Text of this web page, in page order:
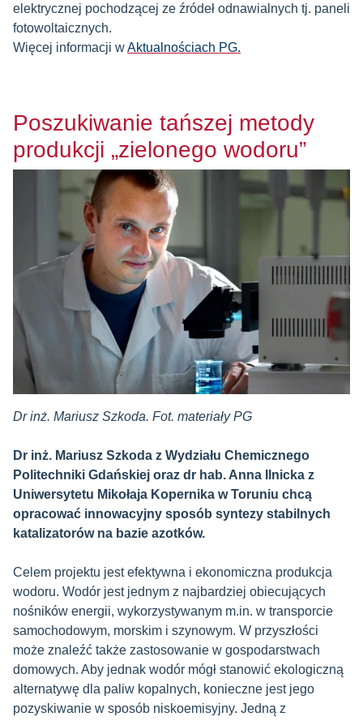
elektrycznej pochodzącej ze źródeł odnawialnych tj. paneli
fotowoltaicznych.
Więcej informacji wAktualnościach PG.
Poszukiwanie tańszej metody
produkcji „zielonego wodoru”
Dr inż. Mariusz Szkoda. Fot. materiały PG
Dr inż. Mariusz Szkoda z Wydziału Chemicznego
Politechniki Gdańskiej oraz dr hab. Anna Ilnicka z
Uniwersytetu Mikołaja Kopernika w Toruniu chcą
opracować innowacyjny sposób syntezy stabilnych
katalizatorów na bazie azotków.
Celem projektu jest efektywna i ekonomiczna produkcja
wodoru. Wodór jest jednym z najbardziej obiecujących
nośników energii, wykorzystywanym m.in. w transporcie
samochodowym, morskim i szynowym. W przyszłości
może znaleźć także zastosowanie w gospodarstwach
domowych. Aby jednak wodór mógł stanowić ekologiczną
alternatywę dla paliw kopalnych, konieczne jest jego
pozyskiwanie w sposób niskoemisyjny. Jedną z